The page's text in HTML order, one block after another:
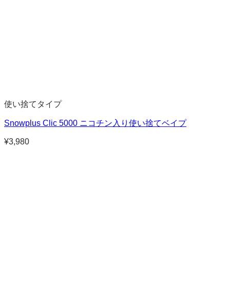
使い捨てタイプ
Snowplus Clic 5000 ニコチン入り使い捨てベイプ
¥3,980